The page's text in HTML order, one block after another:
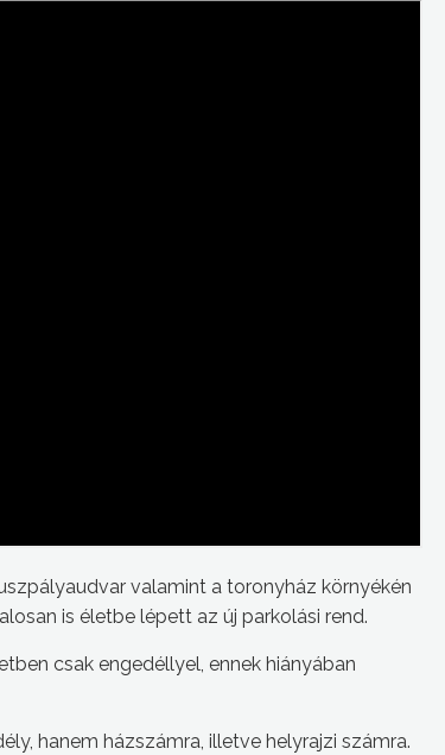
valamint a toronyház környékén
is életbe lépett az új parkolási rend.
csak engedéllyel, ennek hiányában
hanem házszámra, illetve helyrajzi számra.